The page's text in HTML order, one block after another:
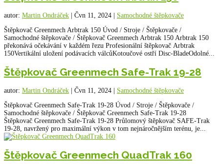
autor: Martin Ondráček Čvn 11, 2024
Samochodné štěpkovače
Štěpkovač Greenmech Arbtrak 150 Úvod / Stroje / Štěpkovače /
Samochodné štěpkovače / Štěpkovač Greenmech Arbtrak 150 Arbtrak 150
překonává očekávání v každém řezu Profesionální štěpkovač Arbtrak
150Vertikální uložení podávacích válcůKotoučové ostří Disc-BladeOdolné...
Štěpkovač Greenmech Safe-Trak 19-28
autor: Martin Ondráček | Čvn 11, 2024 | Samochodné štěpkovače
Štěpkovač Greenmech Safe-Trak 19-28 Úvod / Stroje / Štěpkovače /
Samochodné štěpkovače / Štěpkovač Greenmech Safe-Trak 19-28
Štěpkovač Greenmech Safe-Trak 19-28 Průlomový štěpkovač SAFE-Trak
19-28, navržený pro maximální výkon v tom nejnáročnějším terénu, je...
Štěpkovač Greenmech QuadTrak 160